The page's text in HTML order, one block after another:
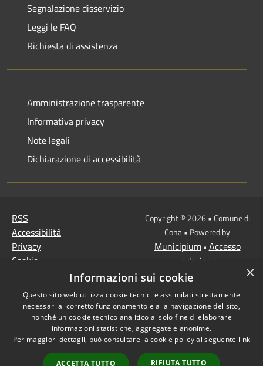
Segnalazione disservizio
Leggi le FAQ
Richiesta di assistenza
Amministrazione trasparente
Informativa privacy
Note legali
Dichiarazione di accessibilità
RSS
Accessibilità
Privacy
Cookie
MISSIONE 2 Rivoluzione
verde e transizione
ecologica
Missione 1 -
Digitalizzazione,
innovazione,
Copyright © 2026 • Comune di
Cona • Powered by
Municipium• Accesso
redazione
×
Informazioni sui cookie
Questo sito web utilizza cookie tecnici e assimilati strettamente
necessari al corretto funzionamento e alla navigazione del sito,
nonché un cookie tecnico analitico al solo fine di elaborare
informazioni statistiche, aggregate e anonime.
Per maggiori dettagli, può consultare la cookie policy al seguente link
ACCETTA TUTTO RIFIUTA TUTTO